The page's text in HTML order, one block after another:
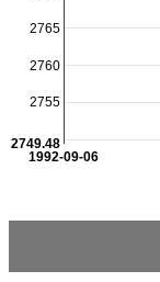
1992-09-06
2755
2760
2765
2749.48